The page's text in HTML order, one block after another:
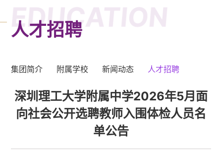
EDUCATION
人才招聘
集团简介 附属学校 新闻动态 人才招聘
深圳理工大学附属中学2026年5月面
向社会公开选聘教师入围体检人员名
单公告